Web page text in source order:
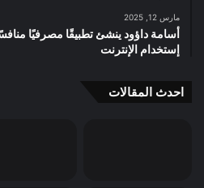
مارس 12, 2025
أسامة داؤود ينشئ تطبيقًا مصرفيًا
إستخدام الإنترنت
احدث المقالات